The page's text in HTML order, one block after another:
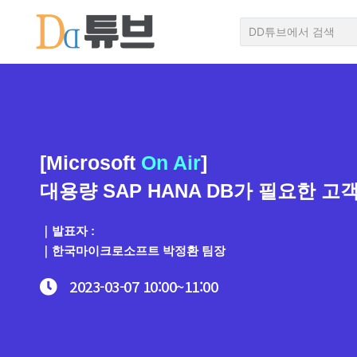
[Microsoft On Air]
대용량 SAP HANA DB가 필요한 고
｜발표자 :
｜한국마이크로소프트 박정환 팀장
2023-03-07 10:00~11:00